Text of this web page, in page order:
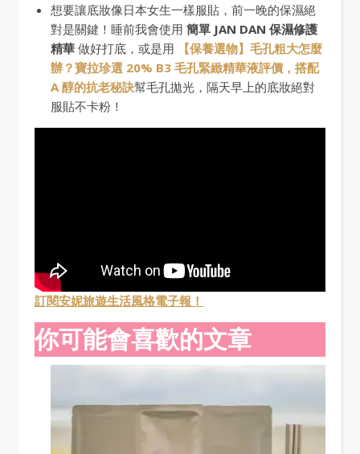
想要讓底妝像日本女生一樣服貼，前一晚的保濕絕
對是關鍵！睡前我會使用 簡單 JAN DAN 保濕修護
精華 做好打底，或是用
【保養選物】毛孔粗大怎麼
辦？寶拉珍選 20% B3 毛孔緊緻精華液評價，搭配
A 醇的抗老秘訣幫毛孔拋光，隔天早上的底妝絕對
服貼不卡粉！
訂閱安妮旅遊生活風格電子報！
你可能會喜歡的文章